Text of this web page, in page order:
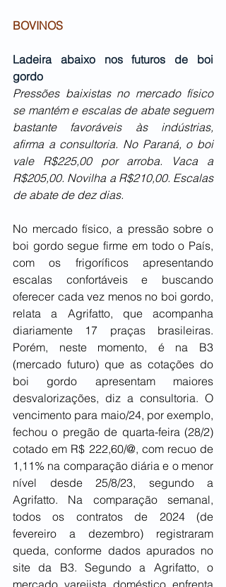
BOVINOS
Ladeira abaixo nos futuros de boi
gordo
Pressões baixistas no mercado físico
se mantém e escalas de abate seguem
bastante favoráveis às indústrias,
afirma a consultoria. No Paraná, o boi
vale R$225,00 por arroba. Vaca a
R$205,00. Novilha a R$210,00. Escalas
de abate de dez dias.
No mercado físico, a pressão sobre o
boi gordo segue firme em todo o País,
com os frigoríficos apresentando
escalas confortáveis e buscando
oferecer cada vez menos no boi gordo,
relata a Agrifatto, que acompanha
diariamente 17 praças brasileiras.
Porém, neste momento, é na B3
(mercado futuro) que as cotações do
boi gordo apresentam maiores
desvalorizações, diz a consultoria. O
vencimento para maio/24, por exemplo,
fechou o pregão de quarta-feira (28/2)
cotado em R$ 222,60/@, com recuo de
1,11% na comparação diária e o menor
nível desde 25/8/23, segundo a
Agrifatto. Na comparação semanal,
todos os contratos de 2024 (de
fevereiro a dezembro) registraram
queda, conforme dados apurados no
site da B3. Segundo a Agrifatto, o